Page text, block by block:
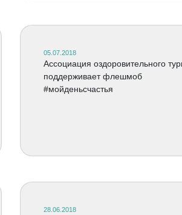
05.07.2018
Ассоциация оздоровительного
поддерживает флешмоб
#мойденьсчастья
28.06.2018